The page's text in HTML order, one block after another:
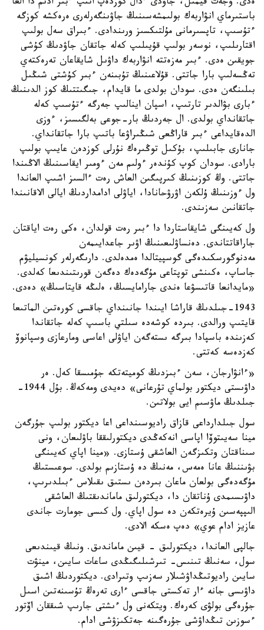
باستىرماي انۋاربەك بولىمشەسىنىڭ جاۋىنگەرلەرى ەرەكشە كوزگە
ءتۇسىپ، تاپسىرمانى مۇلتىكسىز ورىندادى. ءبىراق سەل بولىپ
اقتارىلىپ، نوسەر بولىپ قۇيىلىپ كەلە جاتقان جاۋدىڭ كۇشى
جويقىن ەدى. ءبىر مەزەتتە انۋاربەك داۋىل شايقاعان تەرەكتەي
تەڭسەلىپ بارا جاتتى. قۇلاعىنىڭ تۇبىنەن ءبىر كۇشتى شىڭىل
بىلىنگەن ەدى. سودان بولدى ما قايدام، جىگىتتىڭ كوز الدىنىڭ
ءبارى بۋالدىر تارتىپ، اسپان اينالىپ جەرگە ءتۇسىپ كەلە
جاتقانداي بولدى. ال جەردىڭ بار-جوعى بەلگىسىز، ءوزى
الدەقايداعى ءبىر قاراڭعى شىڭىراۋعا باتىپ بارا جاتقانداي.
جانارى جابىلىپ، بۇكىل توڭىرەك نۇرلى كوزدەن عايىپ بولىپ
بارادى. سودان كوپ كۇندەر ءولىم مەن ءومىر ايقاسىنىڭ الاڭىندا
جاتتى. وڭ كوزىنىڭ كىرپىگىن العاش رەت ءالسىز اشىپ العاندا
ول ءوزىنىڭ ۇلكەن اۋرۋحانادا، اياۋلى ادامداردىڭ ايالى الاقانىندا
جاتقانىن سەزىندى.
ول كەيىنگى شايقاستاردا دا ءبىر رەت قولدان، ەكى رەت اياقتان
جاراقاتتاندى. دەنساۋلىعىنىڭ اۋىر جاعدايىمەن
مەدنوگورسكىدەگى گوسپيتالدا ەمدەلدى. دارىگەرلەر كونسيليۋم
جاساپ، ەكىنشى توپتاعى مۇگەدەك دەگەن قورىتىندىعا كەلدى.
«مايدانعا قاتىسۋعا ەندى جارامايسىڭ، ەلىڭە قايتاسىڭ» دەدى.
1943-جىلدىڭ قاراشا ايىندا جانىنداي جاقسى كورەتىن الماتىعا
قايتىپ ورالدى. بىردە كوشەدە سىلتي باسىپ كەلە جاتقاندا
كەزىندە باسپادا بىرگە ىستەگەن اياۋلى اعاسى ومارعازى وسپانوۆ
كەزدەسە كەتتى.
«ءانۋارجان، سەن ءبىزدىڭ كوميتەتكە جۇمىسقا كەل. ەر
داۋىستى ديكتور بولماي تۇرعانى» دەيدى ومەكەڭ. بۇل 1944-
جىلدىڭ ماۋسىم ايى بولاتىن.
سول جىلدارداعى قازاق راديوسىنداعى اعا ديكتور بولىپ جۇرگەن
مينا سەيىتوۆا اپاسى انەكەڭدى ديكتورلىققا باۋلىعان، ونى
سىناقتان وتكىزگەن العاشقى ۇستازى. «مينا اپاي كەيىنگى
بۋىننىڭ عانا ەمەس، مەنىڭ دە ۇستازىم بولدى. سوعىستىڭ
مۇگەدەگى بولعان ماعان بىردەن ىستىق ىقىلاس ءبىلدىرىپ،
داۋىسىمدى ۇناتقان دا، ديكتورلىق ماماندىقتىڭ العاشقى
الىپپەسىن ۇيرەتكەن دە سول اپاي. ول كىسى جومارت جاندى
عازيز ادام عوي» دەپ ەسكە الادى.
جالپى العاندا، ديكتورلىق - قيىن ماماندىق. ونىڭ قيىندىعى
سول، سەنىڭ تىنىس- تىرشىلىگىڭدى ساعات سايىن، مينۋت
سايىن راديوتىڭداۋشىلار سەزىپ وتىرادى. ديكتوردىڭ اشىق
داۋىسى جانە ءار تەكستى جاقسى ءارى تەرەڭ تۇسىنەتىن اسىل
جۇرەگى بولۋى كەرەك. ويتكەنى ول ءىشتى جارىپ شىققان اۆتور
ءسوزىن تىڭداۋشى جۇرەگىنە جەتكىزۋشى ادام.